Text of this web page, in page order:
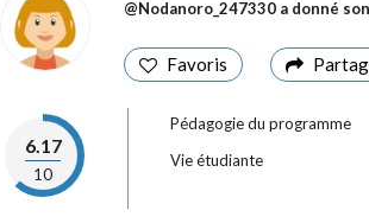
@Nodanoro_247330 a donné
Favoris
6.17
10
Pédagogie du programme
Vie étudiante